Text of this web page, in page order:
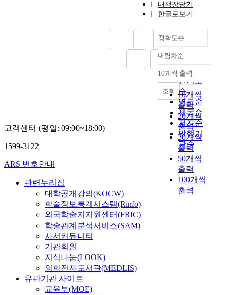
내책장담기
한글로보기
정확도순
정확도
순
인기도
순
연도순
제목순
저자순
발행기
관순
내림차순
내림차순
10개씩 출력
10개씩
출력
20개씩
출력
30개씩
출력
50개씩
출력
100개씩
출력
조회
고객센터 (평일: 09:00~18:00)
1599-3122
ARS 번호안내
관련누리집
대학공개강의(KOCW)
학술정보통계시스템(Rinfo)
외국학술지지원센터(FRIC)
학술관계분석서비스(SAM)
사서커뮤니티
기관회원
지식나눔(LOOK)
의학전자도서관(MEDLIS)
유관기관 사이트
교육부(MOE)